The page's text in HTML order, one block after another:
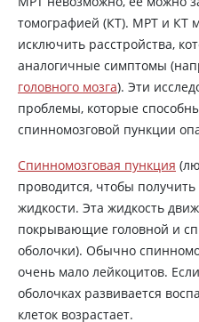
томографией (КТ). МРТ и КТ
исключить расстройства,
аналогичные симптомы
головного мозга). Эти
проблемы, которые
спинномозговой пункции
Спинномозговая пункция
проводится, чтобы
жидкости. Эта жидкость
покрывающие головной и
оболочки). Обычно
очень мало лейкоцитов.
оболочках развивается
клеток возрастает.